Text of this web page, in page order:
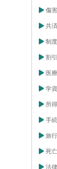
傷
共済
制度
割引
医
学
所
手
旅
死
法律